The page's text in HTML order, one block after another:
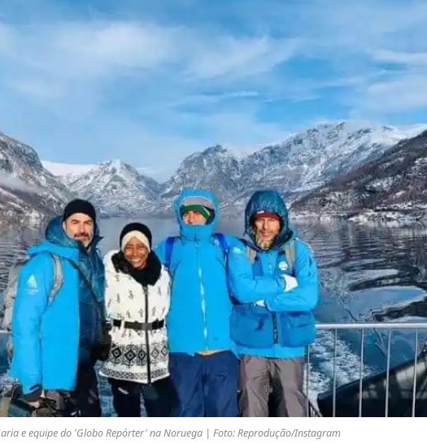
e equipe do 'Globo Repórter' na Noruega | Foto: Reprodução/Instagram